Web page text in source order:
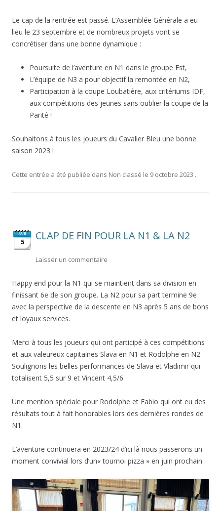
Le cap de la rentrée est passé. L’Assemblée Générale a eu
lieu le 23 septembre et de nombreux projets vont se
concrétiser dans une bonne dynamique :
Poursuite de l’aventure en N1 dans le groupe Est,
L’équipe de N3 a pour objectif la remontée en N2,
Participation à la coupe Loubatière, aux critériums IDF,
aux compétitions des jeunes sans oublier la coupe de la
Parité !
Souhaitons à tous les joueurs du Cavalier Bleu une bonne
saison 2023 !
Cette entrée a été publiée dans Non classé le 9 octobre 2023 .
AVR
5 CLAP DE FIN POUR LA N1 & LA N2
Laisser un commentaire
Happy end pour la N1 qui se maintient dans sa division en
finissant 6e de son groupe. La N2 pour sa part termine 9e
avec la perspective de la descente en N3 après 5 ans de bons
et loyaux services.
Merci à tous les joueurs qui ont participé à ces compétitions
et aux valeureux capitaines Slava en N1 et Rodolphe en N2
Soulignons les belles performances de Slava et Vladimir qui
totalisent 5,5 sur 9 et Vincent 4,5/6.
Une mention spéciale pour Rodolphe et Fabio qui ont eu des
résultats tout à fait honorables lors des dernières rondes de
N1.
L’aventure continuera en 2023/24 d’ici là nous passerons un
moment convivial lors d’un« tournoi pizza » en juin prochain